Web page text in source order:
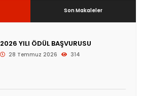
Son Makaleler
2026 YILI ÖDÜL BAŞVURUSU
28 Temmuz 2026 314